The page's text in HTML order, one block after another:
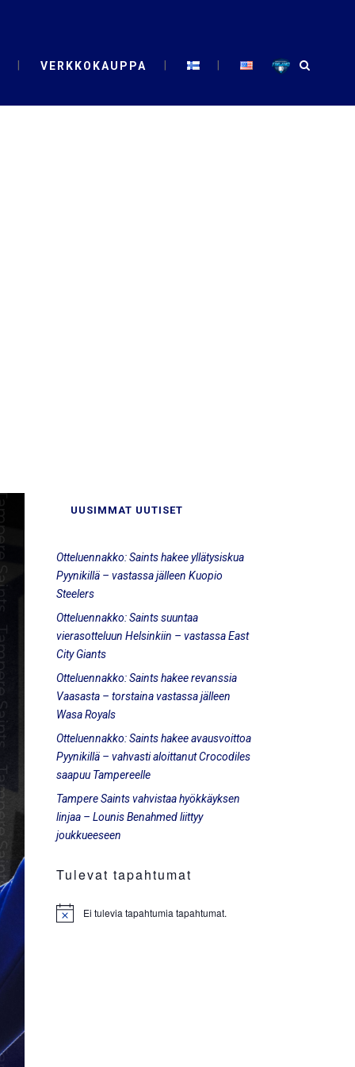
VERKKOKAUPPA
UUSIMMAT UUTISET
Otteluennakko: Saints hakee yllätysiskua
Pyynikillä – vastassa jälleen Kuopio
Steelers
Otteluennakko: Saints suuntaa
vierasotteluun Helsinkiin – vastassa East
City Giants
Otteluennakko: Saints hakee revanssia
Vaasasta – torstaina vastassa jälleen
Wasa Royals
Otteluennakko: Saints hakee avausvoittoa
Pyynikillä – vahvasti aloittanut Crocodiles
saapuu Tampereelle
Tampere Saints vahvistaa hyökkäyksen
linjaa – Lounis Benahmed liittyy
joukkueeseen
Tulevat tapahtumat
Notice Ei tulevia tapahtumia tapahtumat.